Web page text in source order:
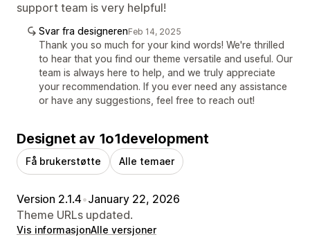
support team is very helpful!
Svar fra designerenFeb 14, 2025
Thank you so much for your kind words! We're thrilled
to hear that you find our theme versatile and useful. Our
team is always here to help, and we truly appreciate
your recommendation. If you ever need any assistance
or have any suggestions, feel free to reach out!
Designet av 1o1development
Få brukerstøtte Alle temaer
Version 2.1.4•January 22, 2026
Theme URLs updated.
Vis informasjonAlle versjoner